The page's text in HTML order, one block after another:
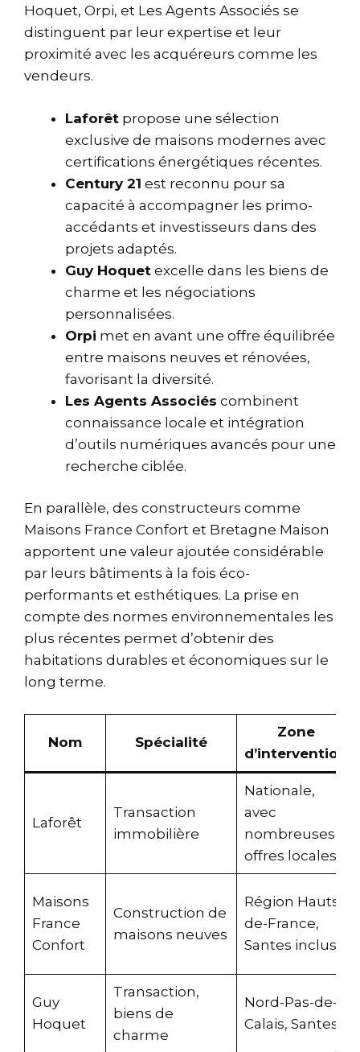
Hoquet, Orpi, et Les Agents Associés se
distinguent par leur expertise et leur
proximité avec les acquéreurs comme les
vendeurs.
Laforêt propose une sélection
exclusive de maisons modernes avec
certifications énergétiques récentes.
Century 21 est reconnu pour sa
capacité à accompagner les primo-
accédants et investisseurs dans des
projets adaptés.
Guy Hoquet excelle dans les biens de
charme et les négociations
personnalisées.
Orpi met en avant une offre équilibrée
entre maisons neuves et rénovées,
favorisant la diversité.
Les Agents Associés combinent
connaissance locale et intégration
d’outils numériques avancés pour une
recherche ciblée.
En parallèle, des constructeurs comme
Maisons France Confort et Bretagne Maison
apportent une valeur ajoutée considérable
par leurs bâtiments à la fois éco-
performants et esthétiques. La prise en
compte des normes environnementales les
plus récentes permet d’obtenir des
habitations durables et économiques sur le
long terme.
Nom Spécialité
Zone
d’intervention
Laforêt
Transaction
immobilière
Nationale,
avec
nombreuses
offres locales
Maisons
France
Confort
Construction de
maisons neuves
Région Hauts-
de-France,
Santes incluse
Guy
Hoquet
Transaction,
biens de
charme
Nord-Pas-de-
Calais, Santes